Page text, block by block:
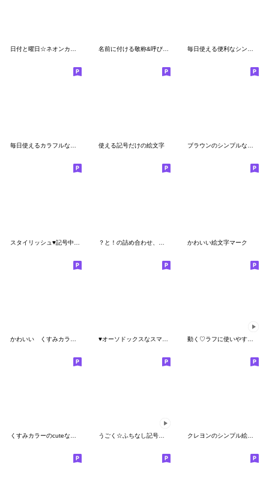
毎日使えるカラフルな絵文字7 使える記号だけの絵文字 ブラウンのシンプルな日付カレンダー絵文字
かわいい絵文字マーク
動く♡ラフに使いやすく②落書きver.
くすみカラーのcuteな絵文字 うごく☆ふちなし記号の絵文字 クレヨンのシンプル絵文字２